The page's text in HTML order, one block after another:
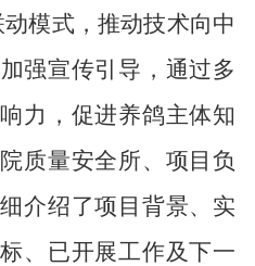
模式，推动技术向中
强宣传引导，通过多
力，促进养鸽主体知
质量安全所、项目负
介绍了项目背景、实
、已开展工作及下一